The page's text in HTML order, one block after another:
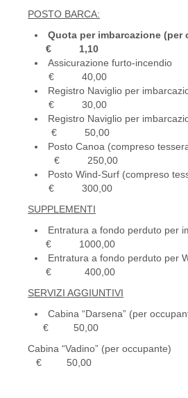
POSTO BARCA:
Quota per imbarcazione
€ 1,10
Assicurazione
€ 40,00
Registro Naviglio per
€ 30,00
Registro Naviglio per
€ 50,00
Posto Canoa
€ 250,00
Posto Wind-Surf
€ 300,00
SUPPLEMENTI
Entratura a fondo perduto
€ 1000,00
Entratura a fondo
€ 400,00
SERVIZI AGGIUNTIVI
Cabina “Darsena”
€ 50,00
Cabina “Vadino”
€ 50,00